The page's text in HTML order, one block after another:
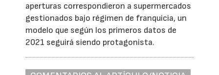
aperturas correspondieron a supermercados
gestionados bajo régimen de franquicia, un
modelo que según los primeros datos de
2021 seguirá siendo protagonista.